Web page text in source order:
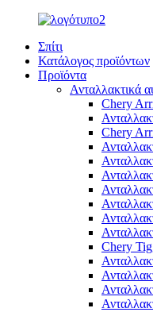
Σπίτι
Κατάλογος προϊόντων
Προϊόντα
Ανταλλακτικά
Chery
Chery
Chery